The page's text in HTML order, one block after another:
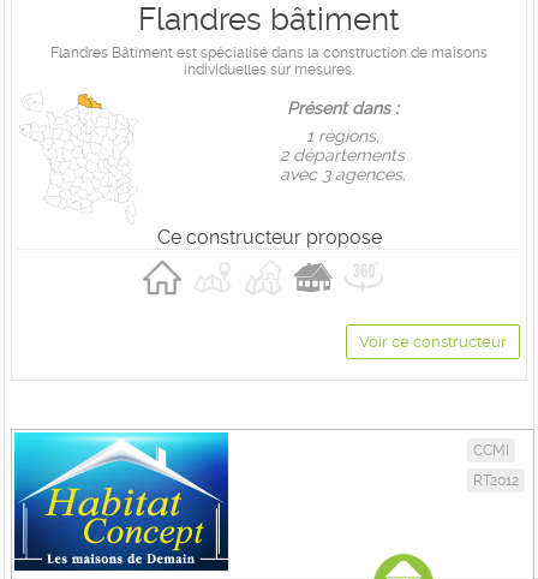
Flandres bâtiment
Flandres Bâtiment est spécialisé dans la construction de maisons
individuelles sur mesures.
Présent dans :
1 règions,
2 départements
avec 3 agences.
Ce constructeur propose
Voir ce constructeur
CCMI
RT2012